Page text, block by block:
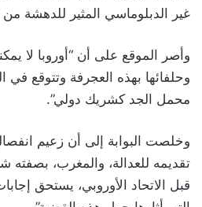
غير الدبلوماسي المثير للدهشة من
وأصر الموقع على أن “أوروبا لا
وحلفائها بهذه العجرفة وتتوقع
محمل الجد كشريك دولي”.
وخلصت البوابة إلى أن زعيم
تقديمه للعدالة، والمغرب، بصفته
قبل الاتحاد الأوروبي، يستحق